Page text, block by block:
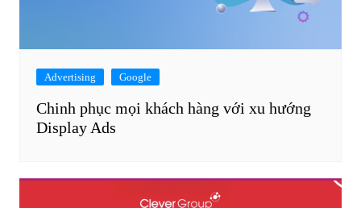
Advertising Google
Chinh phục mọi khách hàng với xu hướng
Display Ads